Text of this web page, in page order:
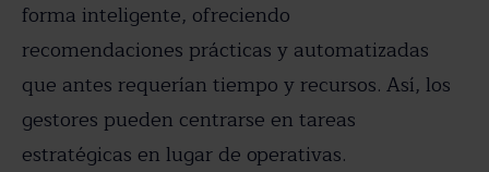
forma inteligente, ofreciendo
recomendaciones prácticas y automatizadas
que antes requerían tiempo y recursos. Así, los
gestores pueden centrarse en tareas
estratégicas en lugar de operativas.